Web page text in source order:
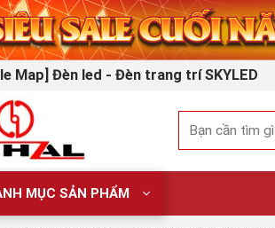
Map] Đèn led - Đèn trang trí SKYLED
kiếm:
MỤC SẢN PHẨM